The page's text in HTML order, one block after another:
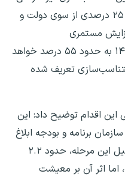
شده است. در صورت تامین اعتبار ۲۵ درصدی از سوی دولت و
مستمری
مستمری‌بگیران صندوق در سال ۱۴۰۵ به حدود ۵۵ درصد خواهد
تعریف شده
این اقدام توضیح داد: این
برنامه و بودجه ابلاغ
شده است. عدد مورد نیاز برای تکمیل این مرحله، حدود ۲.۲
اثر آن بر معیشت